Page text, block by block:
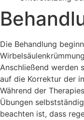
Die Behandlung
Anschließend werden
auf die Korrektur der
Während der
Übungen
beachten ist, dass